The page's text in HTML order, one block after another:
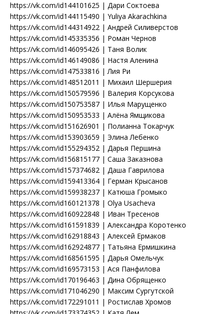
https://vk.com/id144101625 | Дари Соктоева
https://vk.com/id144115490 | Yuliya Akarachkina
https://vk.com/id144314922 | Андрей Силиверстов
https://vk.com/id145335356 | Роман Чернов
https://vk.com/id146095426 | Таня Волик
https://vk.com/id146149086 | Настя Аленина
https://vk.com/id147533816 | Лия Ри
https://vk.com/id148512011 | Михаил Шершерия
https://vk.com/id150579596 | Валерия Корсукова
https://vk.com/id150753587 | Илья Марущенко
https://vk.com/id150953533 | Алёна Ямщикова
https://vk.com/id151626901 | Полианна Токарчук
https://vk.com/id153903659 | Элина Лебенко
https://vk.com/id155294352 | Дарья Першина
https://vk.com/id156815177 | Саша Заказнова
https://vk.com/id157374682 | Даша Гаврилова
https://vk.com/id159413364 | Герман Крысанов
https://vk.com/id159938237 | Катюша Громыко
https://vk.com/id160121378 | Olya Usacheva
https://vk.com/id160922848 | Иван Тресенов
https://vk.com/id161591839 | Александра Коротенко
https://vk.com/id162918843 | Алексей Ермаков
https://vk.com/id162924877 | Татьяна Ермишкина
https://vk.com/id168561595 | Дарья Омельчук
https://vk.com/id169573153 | Ася Панфилова
https://vk.com/id170196463 | Дина Обрященко
https://vk.com/id171046290 | Максим Сургутской
https://vk.com/id172291011 | Ростислав Хромов